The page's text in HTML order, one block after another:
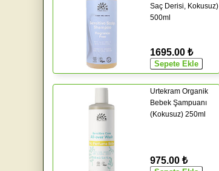
Saç Derisi, Kokusuz)
500ml
1695.00 ₺
Urtekram Organik
Bebek Şampuanı
(Kokusuz) 250ml
975.00 ₺